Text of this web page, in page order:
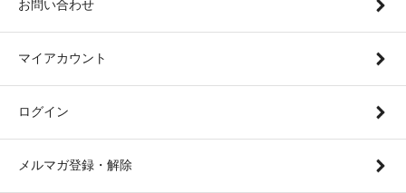
お問い合わせ
マイアカウント
ログイン
メルマガ登録・解除